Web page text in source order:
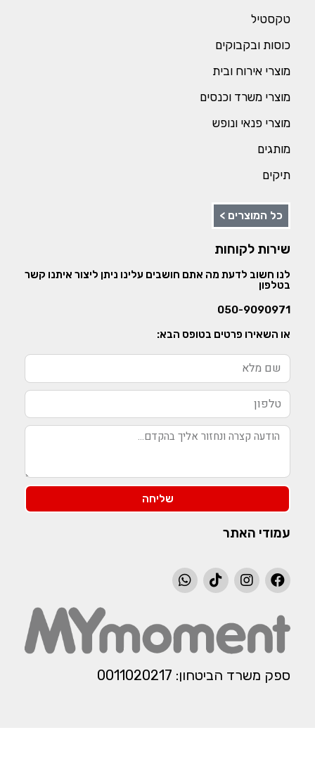
טקסטיל
כוסות ובקבוקים
מוצרי אירוח ובית
מוצרי משרד וכנסים
מוצרי פנאי ונופש
מותגים
תיקים
כל המוצרים >
שירות לקוחות
לנו חשוב לדעת מה אתם חושבים עלינו ניתן ליצור איתנו קשר
בטלפון
050-9090971
או השאירו פרטים בטופס הבא:
שליחה
עמודי האתר
ספק משרד הביטחון: 0011020217​​